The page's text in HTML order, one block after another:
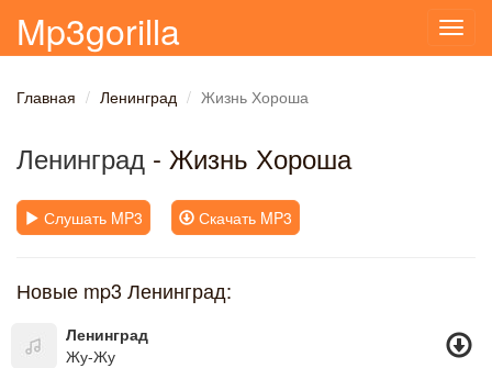
Mp3gorilla
Главная Ленинград Жизнь Хороша
Ленинград - Жизнь Хороша
Слушать MP3 Скачать MP3
Новые mp3 Ленинград:
Ленинград
Жу-Жу